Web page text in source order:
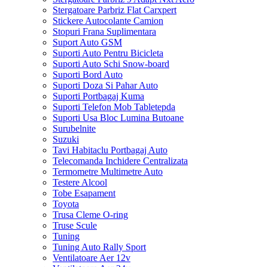
Stergatoare Parbriz Flat Carxpert
Stickere Autocolante Camion
Stopuri Frana Suplimentara
Suport Auto GSM
Suporti Auto Pentru Bicicleta
Suporti Auto Schi Snow-board
Suporti Bord Auto
Suporti Doza Si Pahar Auto
Suporti Portbagaj Kuma
Suporti Telefon Mob Tabletepda
Suporti Usa Bloc Lumina Butoane
Surubelnite
Suzuki
Tavi Habitaclu Portbagaj Auto
Telecomanda Inchidere Centralizata
Termometre Multimetre Auto
Testere Alcool
Tobe Esapament
Toyota
Trusa Cleme O-ring
Truse Scule
Tuning
Tuning Auto Rally Sport
Ventilatoare Aer 12v